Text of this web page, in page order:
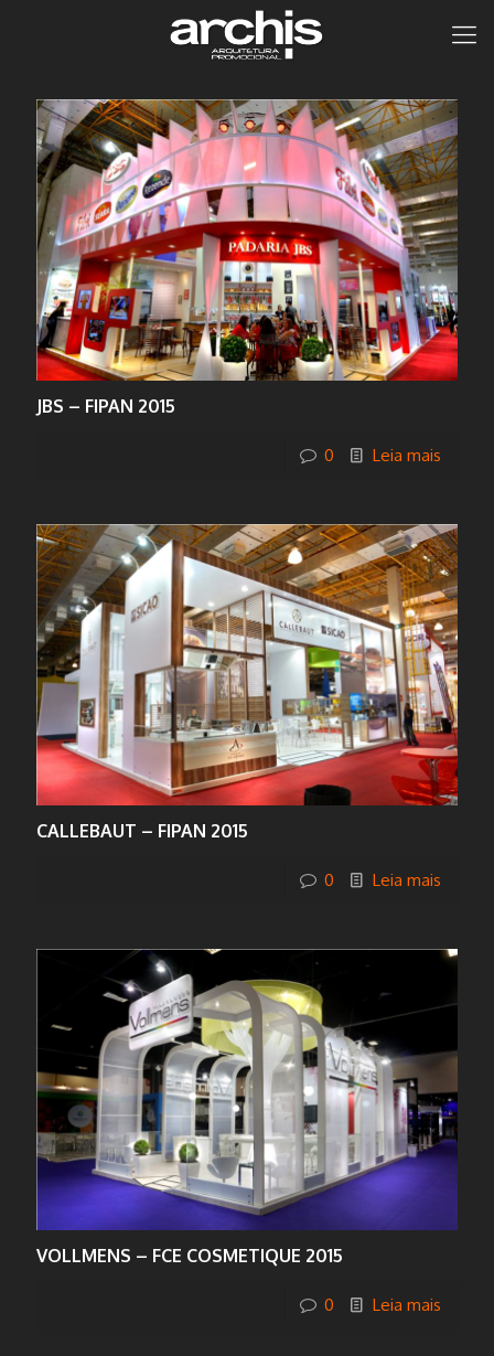
JBS – FIPAN 2015
0 Leia mais
CALLEBAUT – FIPAN 2015
0 Leia mais
VOLLMENS – FCE COSMETIQUE 2015
0 Leia mais